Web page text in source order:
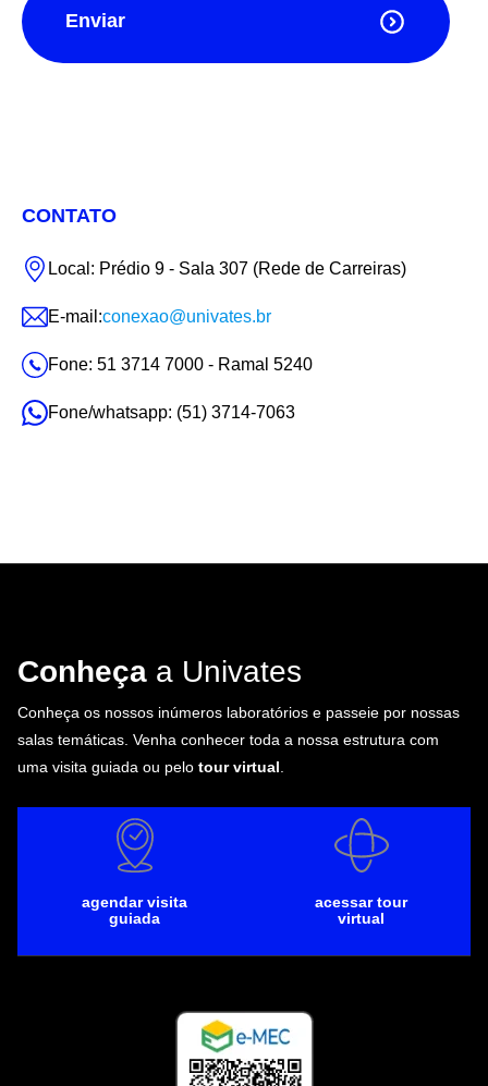
Enviar
CONTATO
Local: Prédio 9 - Sala 307 (Rede de Carreiras)
E-mail:conexao@univates.br
Fone: 51 3714 7000 - Ramal 5240
Fone/whatsapp: (51) 3714-7063
Conheça a Univates
Conheça os nossos inúmeros laboratórios e passeie por nossas
salas temáticas. Venha conhecer toda a nossa estrutura com
uma visita guiada ou pelo tour virtual
agendar visita
guiada
acessar tour
virtual